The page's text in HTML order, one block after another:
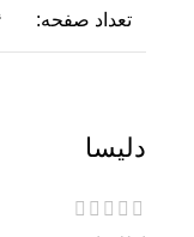
تعداد صفحه:
دلیسا